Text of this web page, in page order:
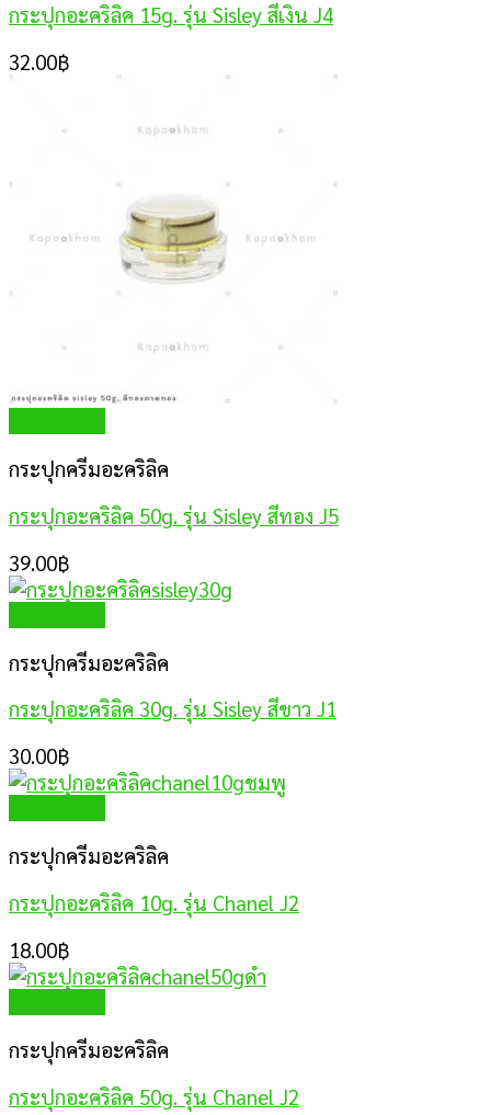
กระปุกอะคริลิค 15g. รุ่น Sisley สีเงิน J4
32.00฿
กระปุกครีมอะคริลิค
กระปุกอะคริลิค 50g. รุ่น Sisley สีทอง J5
39.00฿
กระปุกครีมอะคริลิค
กระปุกอะคริลิค 30g. รุ่น Sisley สีขาว J1
30.00฿
กระปุกครีมอะคริลิค
กระปุกอะคริลิค 10g. รุ่น Chanel J2
18.00฿
กระปุกครีมอะคริลิค
กระปุกอะคริลิค 50g. รุ่น Chanel J2